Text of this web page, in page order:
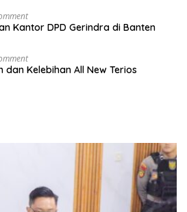
Kantor DPD Gerindra di Banten
dan Kelebihan All New Terios